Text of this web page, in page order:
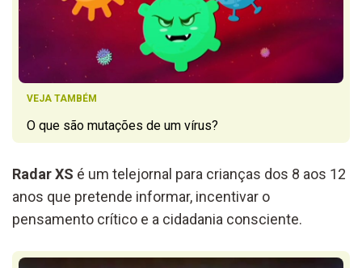
VEJA TAMBÉM
O que são mutações de um vírus?
Radar XS é um telejornal para crianças dos 8 aos 12
anos que pretende informar, incentivar o
pensamento crítico e a cidadania consciente.